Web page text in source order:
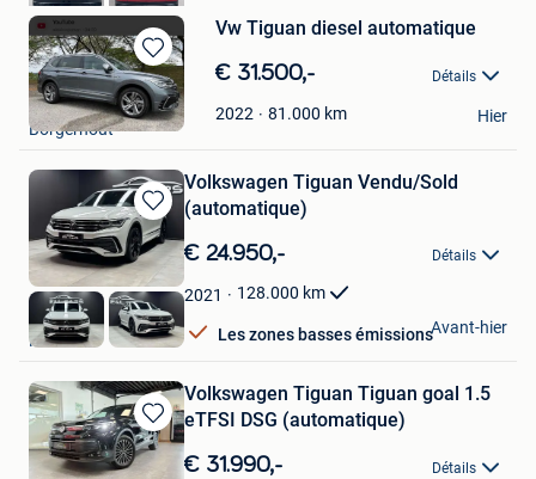
Sauvegarder
dans
Mes
Favoris
Vw Tiguan diesel automatique
€ 31.500,- Détails
2022 81.000 km
x
Borgerhout
Hier
Sauvegarder
dans
Mes
Favoris
Volkswagen Tiguan Vendu/Sold
(automatique)
€ 24.950,- Détails
2021 128.000 km
Les zones basses émissions
E&L Cars
Herstal
Avant-hier
Sauvegarder
dans
Volkswagen Tiguan Tiguan goal 1.5
eTFSI DSG (automatique)
€ 31.990,- Détails